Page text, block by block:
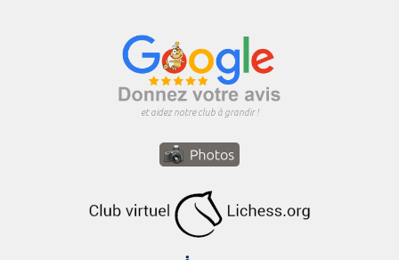
et aidez notre club à grandir !